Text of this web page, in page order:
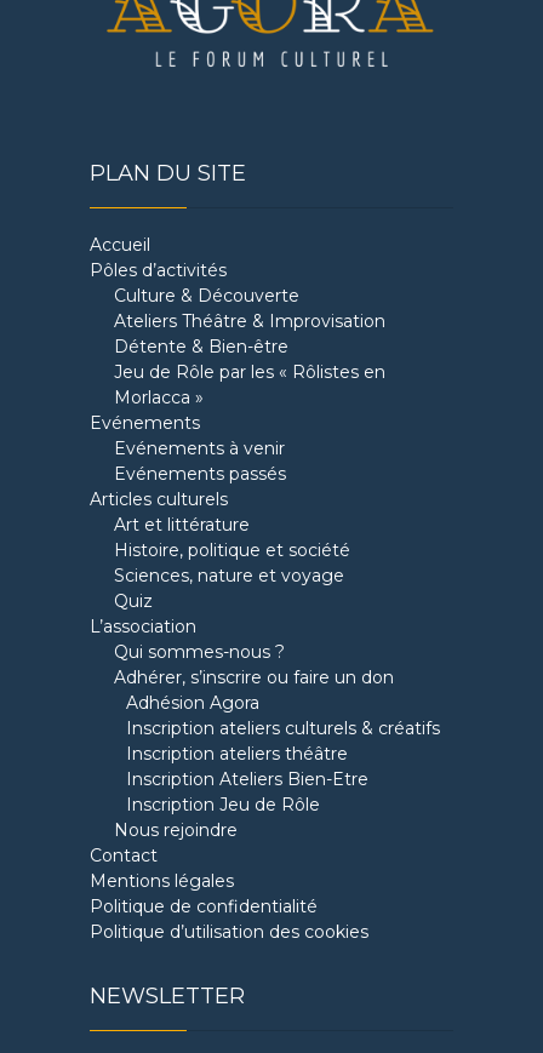
PLAN DU SITE
Accueil
Pôles d’activités
Culture & Découverte
Ateliers Théâtre & Improvisation
Détente & Bien-être
Jeu de Rôle par les « Rôlistes en
Morlacca »
Evénements
Evénements à venir
Evénements passés
Articles culturels
Art et littérature
Histoire, politique et société
Sciences, nature et voyage
Quiz
L’association
Qui sommes-nous ?
Adhérer, s’inscrire ou faire un don
Adhésion Agora
Inscription ateliers culturels & créatifs
Inscription ateliers théâtre
Inscription Ateliers Bien-Etre
Inscription Jeu de Rôle
Nous rejoindre
Contact
Mentions légales
Politique de confidentialité
Politique d’utilisation des cookies
NEWSLETTER